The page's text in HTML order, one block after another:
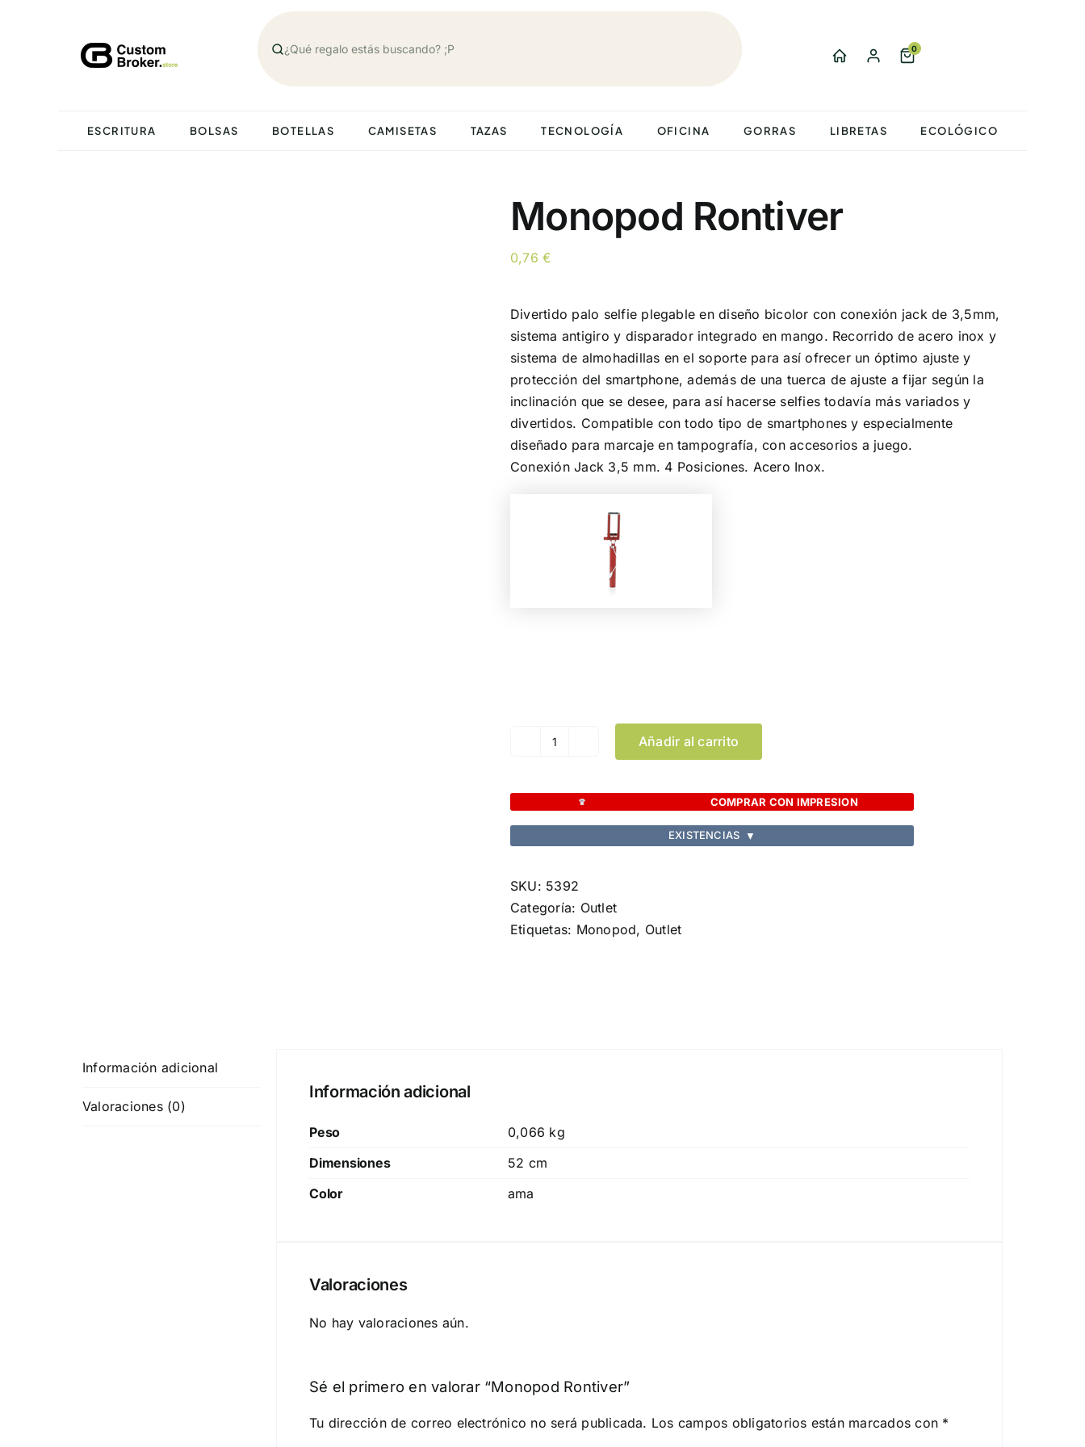
0
ESCRITURA BOLSAS BOTELLAS CAMISETAS TAZAS TECNOLOGÍA OFICINA GORRAS LIBRETAS ECOLÓGICO
Monopod Rontiver
0,76€
Divertido palo selfie plegable en diseño bicolor con conexión jack de 3,5mm,
sistema antigiro y disparador integrado en mango. Recorrido de acero inox y
sistema de almohadillas en el soporte para así ofrecer un óptimo ajuste y
protección del smartphone, además de una tuerca de ajuste a fijar según la
inclinación que se desee, para así hacerse selfies todavía más variados y
divertidos. Compatible con todo tipo de smartphones y especialmente
diseñado para marcaje en tampografía, con accesorios a juego.
Conexión Jack 3,5 mm. 4 Posiciones. Acero Inox.
Monopod
cantidad
Añadir al carrito
COMPRAR CON IMPRESION
EXISTENCIAS ▼
SKU: 5392
Categoría: Outlet
Etiquetas: Monopod, Outlet
Información adicional
Valoraciones (0)
Información adicional
Peso
0,066 kg
Dimensiones
52 cm
Color
ama
Valoraciones
No hay valoraciones aún.
Sé el primero en valorar “Monopod Rontiver”
Tu dirección de correo electrónico no será publicada. Los campos obligatorios están marcados con *